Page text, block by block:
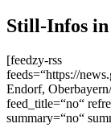
Still-Infos
[feedzy-rss
feeds=“https://
Endorf,
feed_title=“no“
summary=“no“